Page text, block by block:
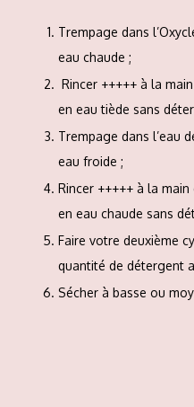
Trempage dans
eau chaude ;
Rincer +++++ à la
en eau tiède sans
Trempage dans l’eau
eau froide ;
Rincer +++++ à la
en eau chaude sans
Faire votre deuxième
quantité de détergent
Sécher à basse ou